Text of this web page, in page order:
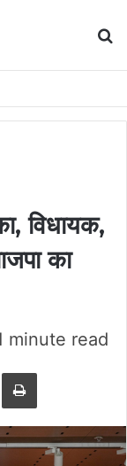
विधायक,
का
minute read
via Email Print